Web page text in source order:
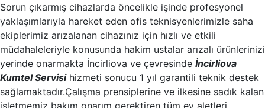
Sorun çıkarmış cihazlarda öncelikle işinde profesyonel
yaklaşımlarıyla hareket eden ofis teknisyenlerimizle saha
ekiplerimiz arızalanan cihazınız için hızlı ve etkili
müdahaleleriyle konusunda hakim ustalar arızalı ürünlerinizi
yerinde onarmakta İncirliova ve çevresinde İncirliova
Kumtel Servisihizmeti sonucu 1 yıl garantili teknik destek
sağlamaktadır.Çalışma prensiplerine ve ilkesine sadık kalan